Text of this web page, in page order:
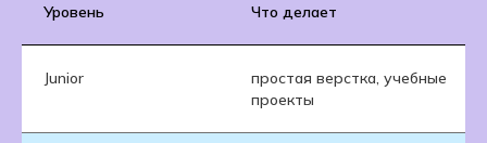
Уровень Что делает
Junior
простая верстка, учебные
проекты